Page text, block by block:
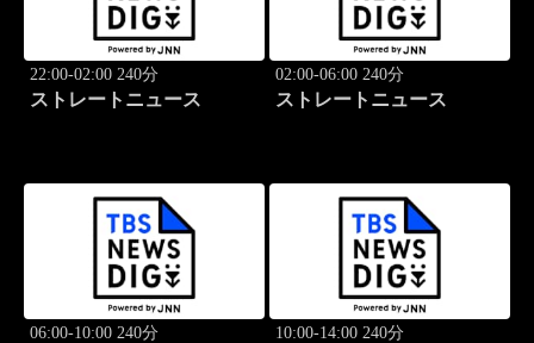
22:00-02:00 240分
ストレートニュース
02:00-06:00 240分
ストレートニュース
06:00-10:00 240分 10:00-14:00 240分